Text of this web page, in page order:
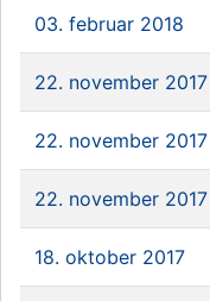
03. februar 2018
22. november 2017
22. november 2017
22. november 2017
18. oktober 2017